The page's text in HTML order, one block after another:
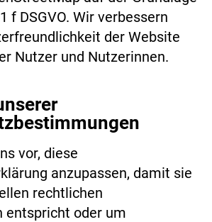
f DSGVO. Wir verbessern
der Website
Nutzer und Nutzerinnen.
vor, diese
anzupassen, damit sie
rechtlichen
entspricht oder um